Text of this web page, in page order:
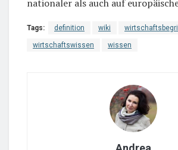
nationaler als auch auf
Tags: definition wiki
wirtschaftswissen wissen